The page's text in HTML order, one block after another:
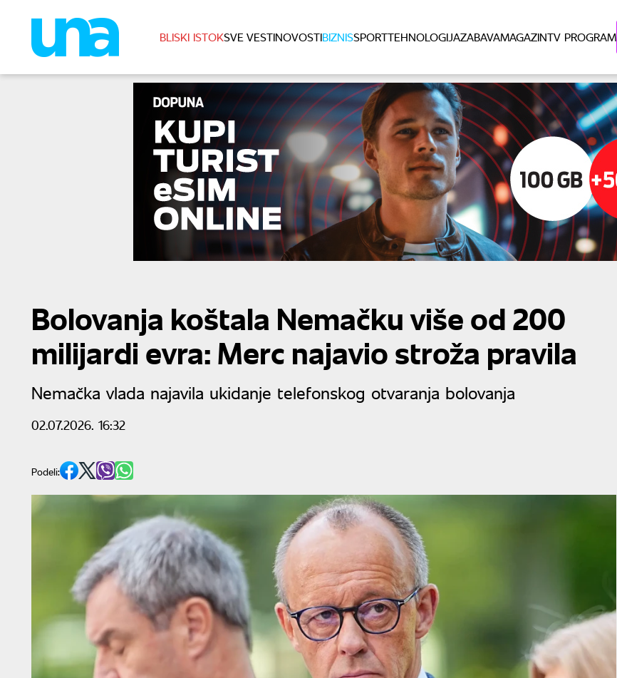
BLISKI ISTOKSVE VESTINOVOSTIBIZNISSPORTTEHNOLOGIJAZABAVAMAGAZINTV PROGRAM
Bolovanja koštala Nemačku više od 200
milijardi evra: Merc najavio stroža pravila
Nemačka vlada najavila ukidanje telefonskog otvaranja bolovanja
02.07.2026. 16:32
Podeli: